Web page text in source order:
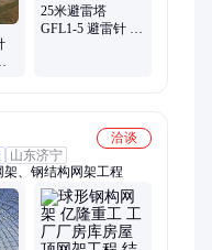
25米避雷塔
GFL1-5 避雷针 钢
洽谈
山东济宁
、钢结构网架工程